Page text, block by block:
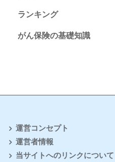
ランキング
がん保険の基礎知識
運営コンセプト
運営者情報
当サイトへのリンクについて